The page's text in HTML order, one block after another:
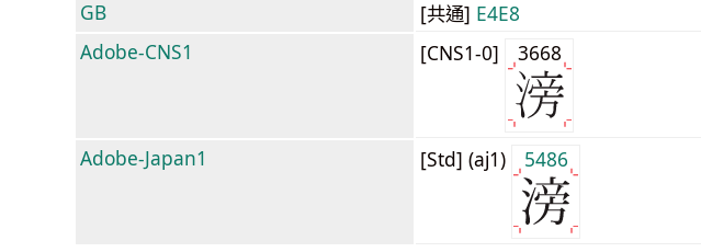
GB
[共通] E4E8
Adobe-CNS1
[CNS1-0] 3668
Adobe-Japan1 [Std] (aj1) 5486